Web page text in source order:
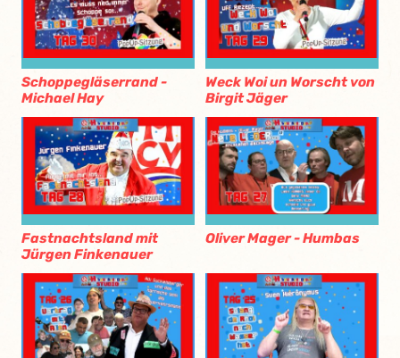
Schoppegläserrand -
Michael Hay
Weck Woi un Worscht von
Birgit Jäger
Fastnachtsland mit
Jürgen Finkenauer
Oliver Mager - Humbas